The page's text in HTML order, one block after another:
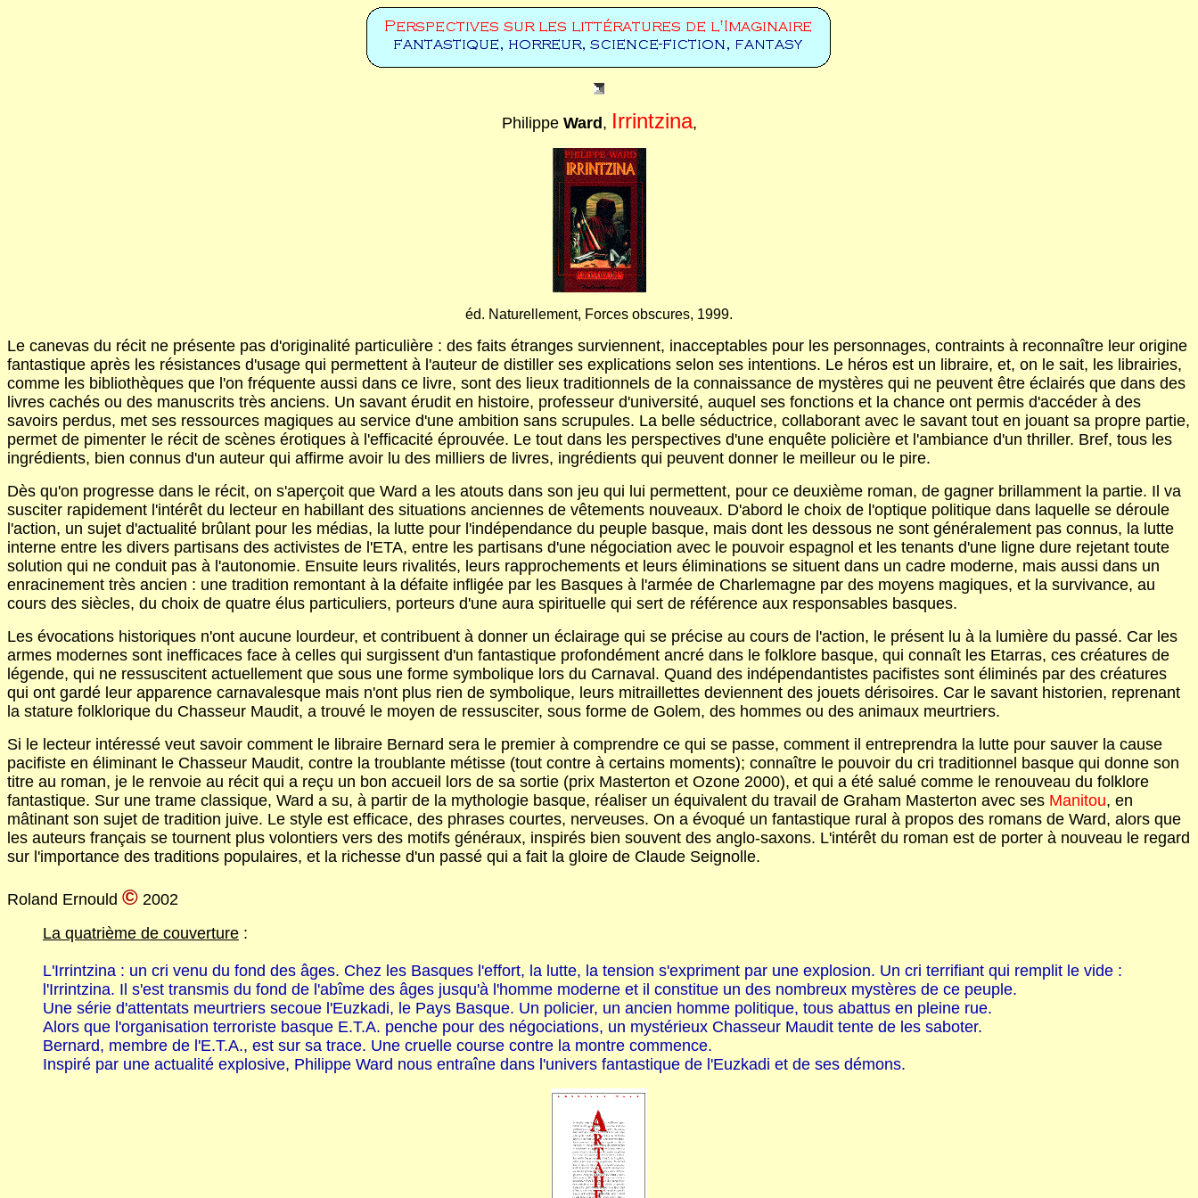
Philippe Ward , Irrintzina,
éd. Naturellement, Forces obscures, 1999.
Le canevas du récit ne présente pas d'originalité particulière : des faits étranges surviennent, inacceptables pour les personnages, contraints à reconnaître leur origine
fantastique après les résistances d'usage qui permettent à l'auteur de distiller ses explications selon ses intentions. Le héros est un libraire, et, on le sait, les librairies,
comme les bibliothèques que l'on fréquente aussi dans ce livre, sont des lieux traditionnels de la connaissance de mystères qui ne peuvent être éclairés que dans des
livres cachés ou des manuscrits très anciens. Un savant érudit en histoire, professeur d'université, auquel ses fonctions et la chance ont permis d'accéder à des
savoirs perdus, met ses ressources magiques au service d'une ambition sans scrupules. La belle séductrice, collaborant avec le savant tout en jouant sa propre partie,
permet de pimenter le récit de scènes érotiques à l'efficacité éprouvée. Le tout dans les perspectives d'une enquête policière et l'ambiance d'un thriller. Bref, tous les
ingrédients, bien connus d'un auteur qui affirme avoir lu des milliers de livres, ingrédients qui peuvent donner le meilleur ou le pire.
Dès qu'on progresse dans le récit, on s'aperçoit que Ward a les atouts dans son jeu qui lui permettent, pour ce deuxième roman, de gagner brillamment la partie. Il va
susciter rapidement l'intérêt du lecteur en habillant des situations anciennes de vêtements nouveaux. D'abord le choix de l'optique politique dans laquelle se déroule
l'action, un sujet d'actualité brûlant pour les médias, la lutte pour l'indépendance du peuple basque, mais dont les dessous ne sont généralement pas connus, la lutte
interne entre les divers partisans des activistes de l'ETA, entre les partisans d'une négociation avec le pouvoir espagnol et les tenants d'une ligne dure rejetant toute
solution qui ne conduit pas à l'autonomie. Ensuite leurs rivalités, leurs rapprochements et leurs éliminations se situent dans un cadre moderne, mais aussi dans un
enracinement très ancien : une tradition remontant à la défaite infligée par les Basques à l'armée de Charlemagne par des moyens magiques, et la survivance, au
cours des siècles, du choix de quatre élus particuliers, porteurs d'une aura spirituelle qui sert de référence aux responsables basques.
Les évocations historiques n'ont aucune lourdeur, et contribuent à donner un éclairage qui se précise au cours de l'action, le présent lu à la lumière du passé. Car les
armes modernes sont inefficaces face à celles qui surgissent d'un fantastique profondément ancré dans le folklore basque, qui connaît les Etarras, ces créatures de
légende, qui ne ressuscitent actuellement que sous une forme symbolique lors du Carnaval. Quand des indépendantistes pacifistes sont éliminés par des créatures
qui ont gardé leur apparence carnavalesque mais n'ont plus rien de symbolique, leurs mitraillettes deviennent des jouets dérisoires. Car le savant historien, reprenant
la stature folklorique du Chasseur Maudit, a trouvé le moyen de ressusciter, sous forme de Golem, des hommes ou des animaux meurtriers.
Si le lecteur intéressé veut savoir comment le libraire Bernard sera le premier à comprendre ce qui se passe, comment il entreprendra la lutte pour sauver la cause
pacifiste en éliminant le Chasseur Maudit, contre la troublante métisse (tout contre à certains moments); connaître le pouvoir du cri traditionnel basque qui donne son
titre au roman, je le renvoie au récit qui a reçu un bon accueil lors de sa sortie (prix Masterton et Ozone 2000), et qui a été salué comme le renouveau du folklore
fantastique. Sur une trame classique, Ward a su, à partir de la mythologie basque, réaliser un équivalent du travail de Graham Masterton avec ses Manitou, en
mâtinant son sujet de tradition juive. Le style est efficace, des phrases courtes, nerveuses. On a évoqué un fantastique rural à propos des romans de Ward, alors que
les auteurs français se tournent plus volontiers vers des motifs généraux, inspirés bien souvent des anglo-saxons. L'intérêt du roman est de porter à nouveau le regard
sur l'importance des traditions populaires, et la richesse d'un passé qui a fait la gloire de Claude Seignolle.
Roland Ernould © 2002
La quatrième de couverture :
L'Irrintzina : un cri venu du fond des âges. Chez les Basques l'effort, la lutte, la tension s'expriment par une explosion. Un cri terrifiant qui remplit le vide :
l'Irrintzina. Il s'est transmis du fond de l'abîme des âges jusqu'à l'homme moderne et il constitue un des nombreux mystères de ce peuple.
Une série d'attentats meurtriers secoue l'Euzkadi, le Pays Basque. Un policier, un ancien homme politique, tous abattus en pleine rue.
Alors que l'organisation terroriste basque E.T.A. penche pour des négociations, un mystérieux Chasseur Maudit tente de les saboter.
Bernard, membre de l'E.T.A., est sur sa trace. Une cruelle course contre la montre commence.
Inspiré par une actualité explosive, Philippe Ward nous entraîne dans l'univers fantastique de l'Euzkadi et de ses démons.